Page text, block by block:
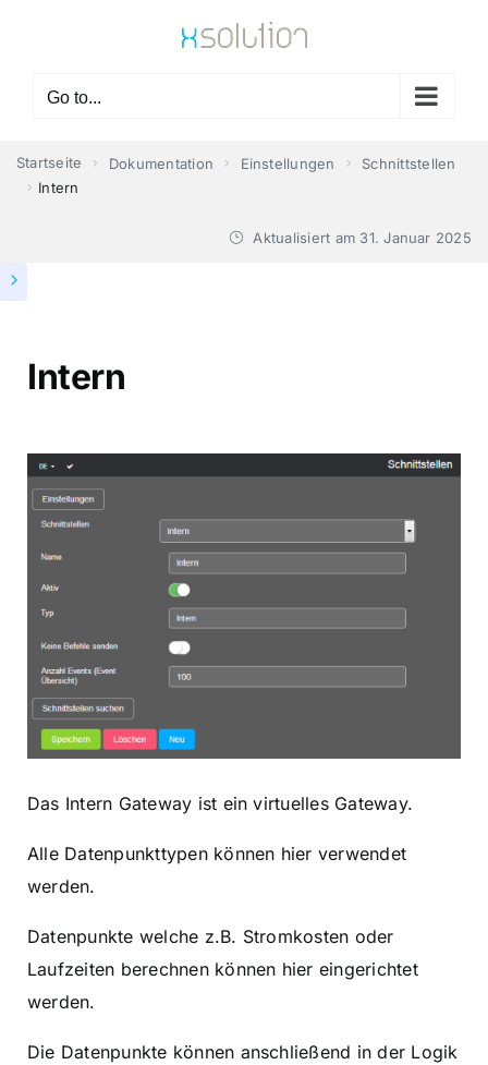
Go to...
Startseite Dokumentation Einstellungen
Schnittstellen
Intern
Aktualisiert am 31. Januar 2025
Intern
Das Intern Gateway ist ein virtuelles Gateway.
Alle Datenpunkttypen können hier verwendet
werden.
Datenpunkte welche z.B. Stromkosten oder
Laufzeiten berechnen können hier eingerichtet
werden.
Die Datenpunkte können anschließend in der Logik